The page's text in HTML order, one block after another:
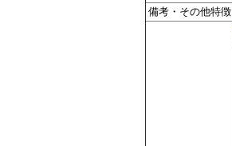
備考・その他特徴